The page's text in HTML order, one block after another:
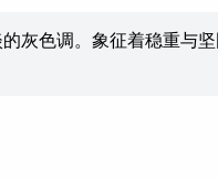
灰色调。象征着稳重与